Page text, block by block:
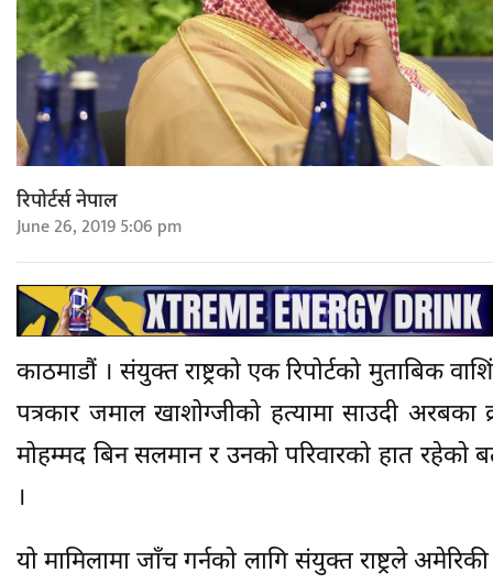
रिपोर्टर्स नेपाल
June 26, 2019 5:06 pm
काठमाडौं । संयुक्त राष्ट्रको एक रिपोर्टको मुताबिक
पत्रकार जमाल खाशोग्जीको हत्यामा साउदी अरबका
मोहम्मद बिन सलमान र उनको परिवारको हात रहेको
।
यो मामिलामा जाँच गर्नको लागि संयुक्त राष्ट्रले